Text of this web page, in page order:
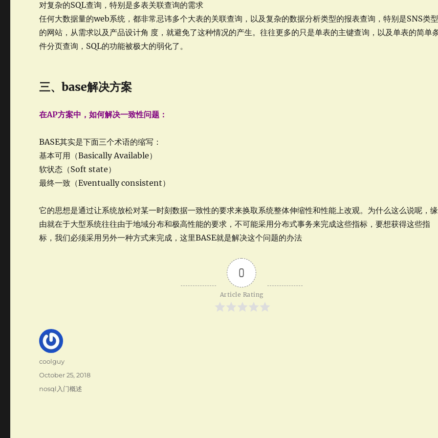
对复杂的SQL查询，特别是多表关联查询的需求
任何大数据量的web系统，都非常忌讳多个大表的关联查询，以及复杂的数据分析类型的报表查询，特别是SNS类型
的网站，从需求以及产品设计角 度，就避免了这种情况的产生。往往更多的只是单表的主键查询，以及单表的简单
件分页查询，SQL的功能被极大的弱化了。
三、base解决方案
在AP方案中，如何解决一致性问题：
BASE其实是下面三个术语的缩写：
基本可用（Basically Available）
软状态（Soft state）
最终一致（Eventually consistent）
它的思想是通过让系统放松对某一时刻数据一致性的要求来换取系统整体伸缩性和性能上改观。为什么这么说呢，缘
由就在于大型系统往往由于地域分布和极高性能的要求，不可能采用分布式事务来完成这些指标，要想获得这些指
标，我们必须采用另外一种方式来完成，这里BASE就是解决这个问题的办法
0
Article Rating
Author
coolguy
Posted
October 25, 2018
Categories
nosql入门概述